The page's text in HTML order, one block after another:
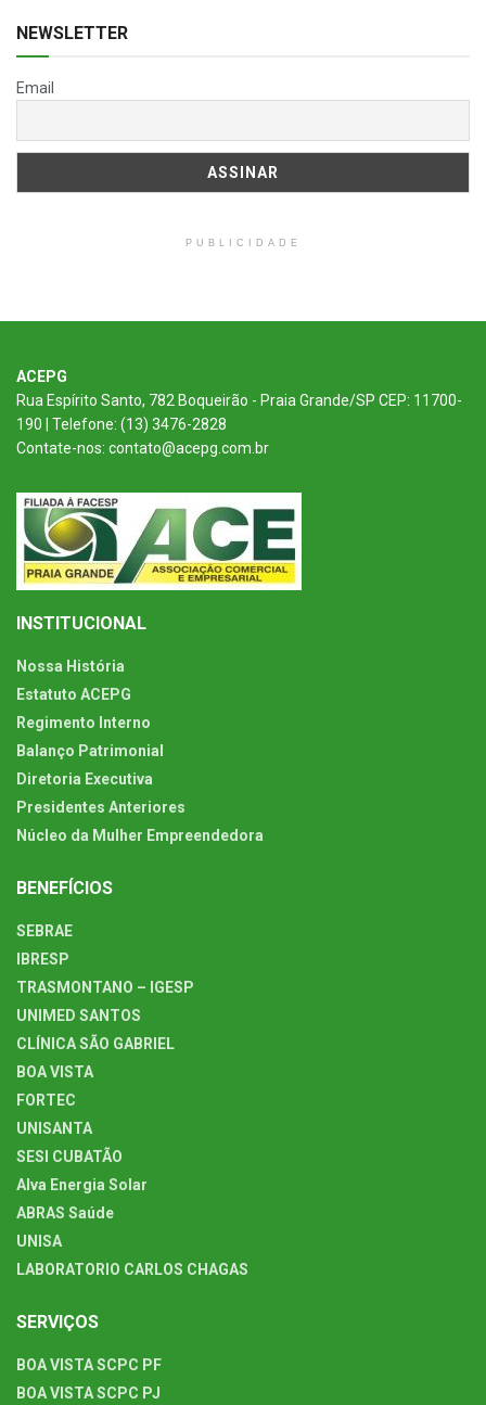
NEWSLETTER
Email
PUBLICIDADE
ACEPG
Rua Espírito Santo, 782 Boqueirão - Praia Grande/SP CEP: 11700-
190 | Telefone: (13) 3476-2828
Contate-nos: contato@acepg.com.br
INSTITUCIONAL
Nossa História
Estatuto ACEPG
Regimento Interno
Balanço Patrimonial
Diretoria Executiva
Presidentes Anteriores
Núcleo da Mulher Empreendedora
BENEFÍCIOS
SEBRAE
IBRESP
TRASMONTANO – IGESP
UNIMED SANTOS
CLÍNICA SÃO GABRIEL
BOA VISTA
FORTEC
UNISANTA
SESI CUBATÃO
Alva Energia Solar
ABRAS Saúde
UNISA
LABORATORIO CARLOS CHAGAS
SERVIÇOS
BOA VISTA SCPC PF
BOA VISTA SCPC PJ